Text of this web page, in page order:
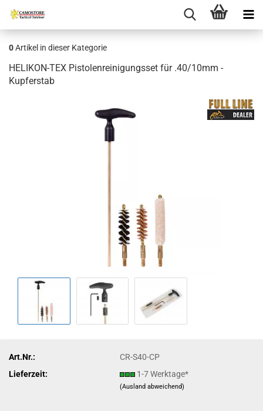
0Artikel in dieser Kategorie
HELIKON-TEX Pistolenreinigungsset für .40/10mm -
Kupferstab
Art.Nr.:
CR-S40-CP
Lieferzeit:
1-7 Werktage*
(Ausland abweichend)